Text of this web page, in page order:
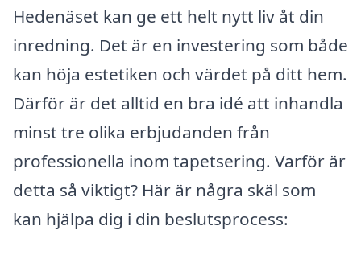
Hedenäset kan ge ett helt nytt liv åt din
inredning. Det är en investering som både
kan höja estetiken och värdet på ditt hem.
Därför är det alltid en bra idé att inhandla
minst tre olika erbjudanden från
professionella inom tapetsering. Varför är
detta så viktigt? Här är några skäl som
kan hjälpa dig i din beslutsprocess: